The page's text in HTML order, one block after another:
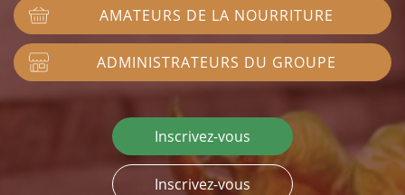
AMATEURS DE LA NOURRITURE
ADMINISTRATEURS DU GROUPE
Inscrivez-vous
Inscrivez-vous